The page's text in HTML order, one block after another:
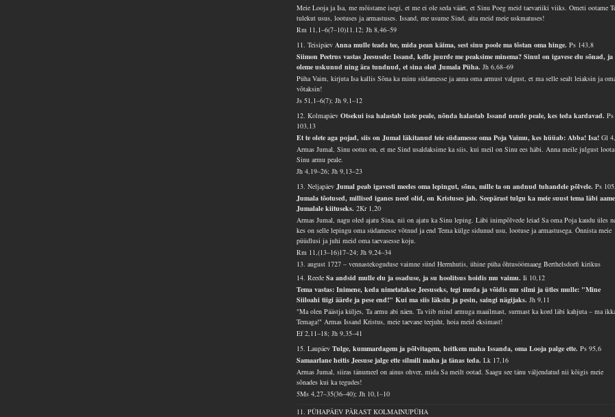
Meie Looja ja Isa, me mõistame isegi, et me ei ole seda väärt, et Sinu Poeg meid taevariiki viiks. Ometi ootame
tulekut usus, lootuses ja armastuses. Issand, me usume Sind, aita meid meie uskmatuses!
Rm 11,1–6(7–10)11.12; Jh 8,46–59
11. TeisipäevAnna mulle teada tee, mida pean käima, sest sinu poole ma tõstan oma hinge.Ps 143,8
Siimon Peetrus vastas Jeesusele: Issand, kelle juurde me peaksime minema? Sinul on igavese elu sõnad, ja
oleme uskunud ning ära tundnud, et sina oled Jumala Püha.Jh 6,68–69
Püha Vaim, kirjuta Isa kallis Sõna ka minu südamesse ja anna oma armust valgust, et ma selle sealt leiaksin ja
võtaksin!
Js 51,1–6(7); Jh 9,1–12
12. KolmapäevOtsekui isa halastab laste peale, nõnda halastab Issand nende peale, kes teda kardavad.Ps
103,13
Et te olete aga pojad, siis on Jumal läkitanud teie südamesse oma Poja Vaimu, kes hüüab: Abba! Isa!Gl
Armas Jumal, Sinu ootus on, et me Sind usaldaksime ka siis, kui meil on Sinu ees häbi. Anna meile julgust loota
Sinu armu peale.
Jh 4,19–26; Jh 9,13–23
13. NeljapäevJumal peab igavesti meeles oma lepingut, sõna, mille ta on andnud tuhandele põlvele.Ps
Jumala tõotused, millised iganes need olid, on Kristuses jah. Seepärast tulgu ka meie suust tema läbi
Jumalale kiituseks.2Kr 1,20
Armas Jumal, nagu oled ajatu Sina, nii on ajatu ka Sinu leping. Läbi inimpõlvede leiad Sa oma Poja kaudu üles
kes on selle lepingu oma südamesse võtnud ja end Tema külge sidunud usu, lootuse ja armastusega. Õnnista meie
püüdlusi ja juhi meid oma taevasesse koju.
Rm 11,(13–16)17–24; Jh 9,24–34
13. august 1727 – vennastekoguduse vaimne sünd Herrnhutis, ühine püha õhtusöömaaeg Berthelsdorfi kirikus
14. ReedeSa andsid mulle elu ja osaduse, ja su hoolitsus hoidis mu vaimu.Ii 10,12
Tema vastas: Inimene, keda nimetatakse Jeesuseks, tegi muda ja võidis mu silmi ja ütles mulle: "Mine
Siiloahi tiigi äärde ja pese end!" Kui ma siis läksin ja pesin, saingi nägijaks.Jh 9,11
"Ma olen Päästja küljes, Ta armu abi näen. Ta viib mind armuga maailmast, surmast ka kord läbi kahjuta – ma
Temaga!" Armas Issand Kristus, meie taevane teejuht, hoia meid eksimast!
Ef 2,11–18; Jh 9,35–41
15. LaupäevTulge, kummardagem ja põlvitagem, heitkem maha Issanda, oma Looja palge ette.Ps 95,6
Samaarlane heitis Jeesuse jalge ette silmili maha ja tänas teda.Lk 17,16
Armas Jumal, siiras tänumeel on ainus ohver, mida Sa meilt ootad. Saagu see tänu väljendatud nii kõigis meie
sõnades kui ka tegudes!
5Ms 4,27–35(36–40); Jh 10,1–10
11. PÜHAPÄEV PÄRAST KOLMAINUPÜHA